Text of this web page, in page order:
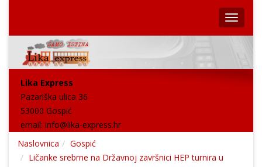
Lika Express
Pazariška ulica 36
53000 Gospić
email: info@lika-express.hr
Naslovnica
Gospić
Ličanke srebrne na Državnoj završnici HEP turnira u